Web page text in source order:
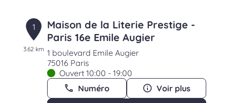
1
3.62 km
Maison de la Literie Prestige -
Paris 16e Emile Augier
1 boulevard Emile Augier
75016 Paris
Ouvert 10:00 - 19:00
Numéro
Voir plus